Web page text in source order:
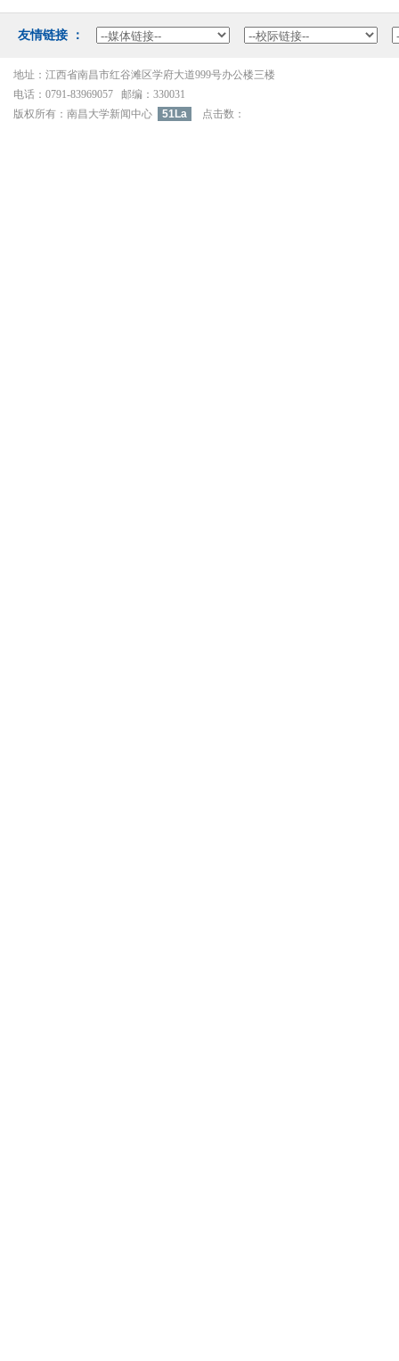
友情链接：
地址：江西省南昌市红谷滩区学府大道999号办公楼三楼
电话：0791-83969057邮编：330031
版权所有：南昌大学新闻中心
51La 点击数：